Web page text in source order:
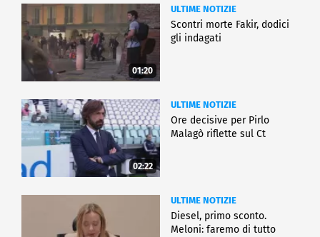
01:20
ULTIME NOTIZIE
Scontri morte Fakir, dodici
gli indagati
02:22
ULTIME NOTIZIE
Ore decisive per Pirlo
Malagò riflette sul Ct
ULTIME NOTIZIE
Diesel, primo sconto.
Meloni: faremo di tutto